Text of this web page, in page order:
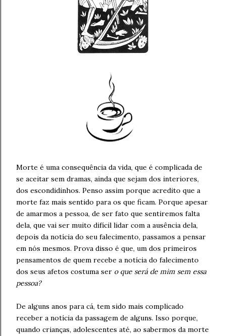
Morte é uma consequência da vida, que é complicada de
se aceitar sem dramas, ainda que sejam dos interiores,
dos escondidinhos. Penso assim porque acredito que a
morte faz mais sentido para os que ficam. Porque apesar
de amarmos a pessoa, de ser fato que sentiremos falta
dela, que vai ser muito difícil lidar com a ausência dela,
depois da notícia do seu falecimento, passamos a pensar
em nós mesmos. Prova disso é que, um dos primeiros
pensamentos de quem recebe a notícia do falecimento
dos seus afetos costuma ser o que será de mim sem essa
pessoa?
De alguns anos para cá, tem sido mais complicado
receber a notícia da passagem de alguns. Isso porque,
quando crianças, adolescentes até, ao sabermos da morte